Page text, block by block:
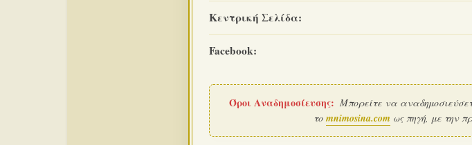
Κεντρική Σελίδα:
Facebook:
Όροι Αναδημοσίευσης: Μπορείτε να
το mnimosina.com ως πηγή, με την